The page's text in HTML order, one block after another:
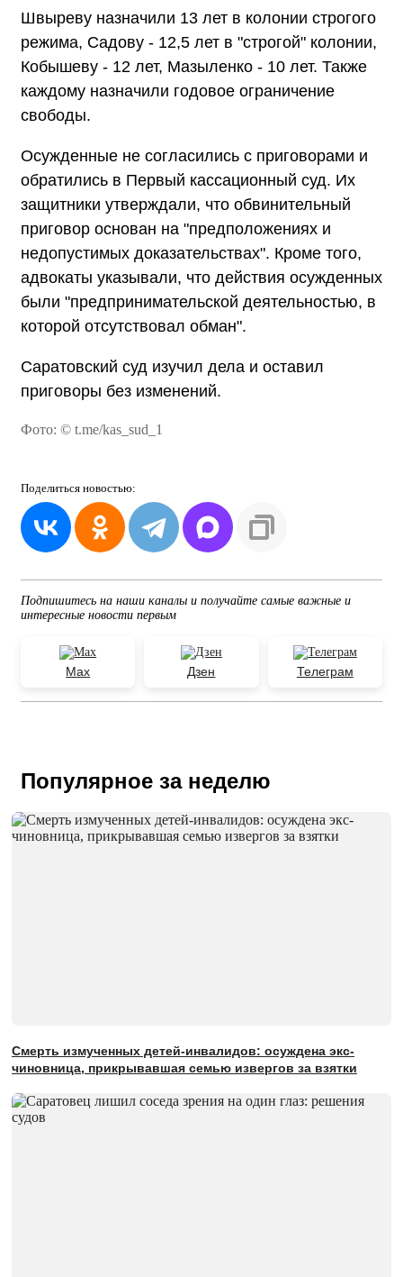
Швыреву назначили 13 лет в колонии строгого
режима, Садову - 12,5 лет в "строгой" колонии,
Кобышеву - 12 лет, Мазыленко - 10 лет. Также
каждому назначили годовое ограничение
свободы.
Осужденные не согласились с приговорами и
обратились в Первый кассационный суд. Их
защитники утверждали, что обвинительный
приговор основан на "предположениях и
недопустимых доказательствах". Кроме того,
адвокаты указывали, что действия осужденных
были "предпринимательской деятельностью, в
которой отсутствовал обман".
Саратовский суд изучил дела и оставил
приговоры без изменений.
Фото: © t.me/kas_sud_1
Поделиться новостью:
Подпишитесь на наши каналы и получайте самые важные и
интересные новости первым
Max Дзен Телеграм
Популярное за неделю
Смерть измученных детей-инвалидов: осуждена экс-
чиновница, прикрывавшая семью извергов за взятки